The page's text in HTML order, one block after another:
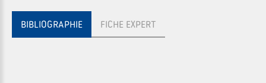
BIBLIOGRAPHIE FICHE EXPERT